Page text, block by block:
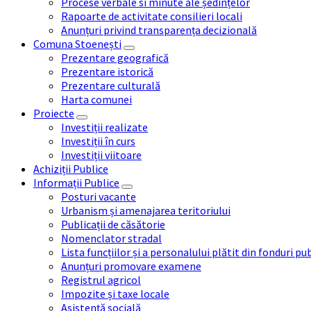
Rapoarte de activitate consilieri locali
Anunțuri privind transparența decizională
Comuna Stoenești
Prezentare geografică
Prezentare istorică
Prezentare culturală
Harta comunei
Proiecte
Investiții realizate
Investiții în curs
Investiții viitoare
Achiziții Publice
Informații Publice
Posturi vacante
Urbanism și amenajarea teritoriului
Publicații de căsătorie
Nomenclator stradal
Lista funcțiilor și a personalului plătit din fonduri
Anunțuri promovare examene
Registrul agricol
Impozite și taxe locale
Asistență socială